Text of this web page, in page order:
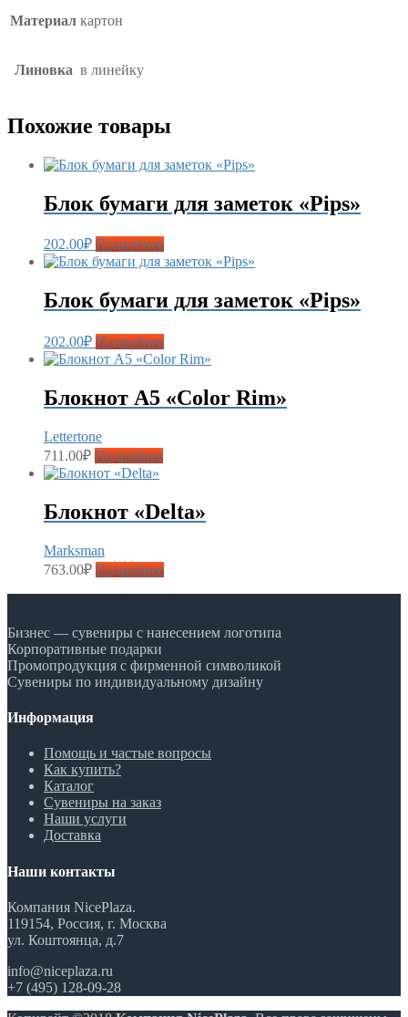
Материал картон
Линовка в линейку
Похожие товары
Блок бумаги для заметок «Pips»
202.00₽ Подробнее
Блок бумаги для заметок «Pips»
202.00₽ Подробнее
Блокнот А5 «Color Rim»
Lettertone
711.00₽ Подробнее
Блокнот «Delta»
Marksman
763.00₽ Подробнее
Бизнес — сувениры с нанесением логотипа
Корпоративные подарки
Промопродукция с фирменной символикой
Сувениры по индивидуальному дизайну
Информация
Помощь и частые вопросы
Как купить?
Каталог
Сувениры на заказ
Наши услуги
Доставка
Наши контакты
Компания NicePlaza.
119154, Россия, г. Москва
ул. Коштоянца, д.7
info@niceplaza.ru
+7 (495) 128-09-28